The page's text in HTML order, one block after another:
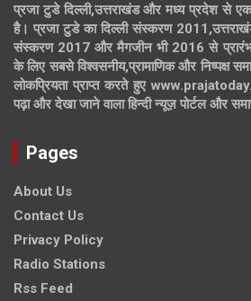
प्रजा टुडे दिल्ली,उत्तराखंड और मध्य प्रदेश से
है। प्रजा टुडे का दिल्ली संस्करण
संस्करण 2017 और मैगजीन भी 2016 से प्रारंभ
के लिए सबसे विश्वसनीय,प्रामाणिक और निष्पक्ष
लोकप्रियता प्राप्त करते हुए
पढ़ा और देखा जाने वाला हिन्दी न्यूज़ पोर्टल और
Pages
About Us
Contact Us
Privacy Policy
Radio Stations
Rss Feed